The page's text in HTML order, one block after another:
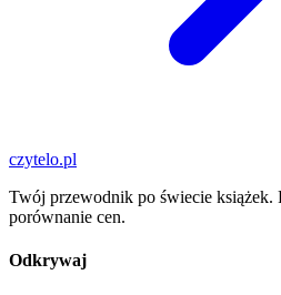
czytelo.pl
Twój przewodnik po świecie książek.
porównanie cen.
Odkrywaj